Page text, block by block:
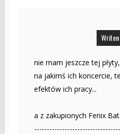
nie mam jeszcze tej
na jakimś ich koncercie,
efektów ich pracy...
a z zakupionych Fenix